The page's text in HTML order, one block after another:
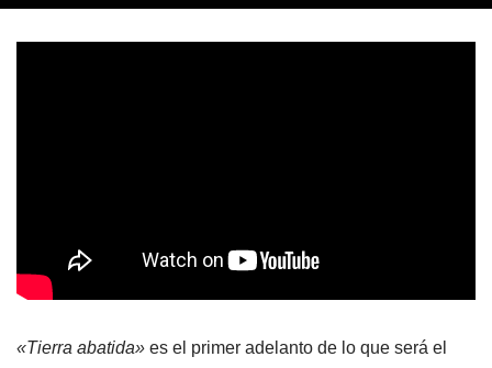
«Tierra abatida» es el primer adelanto de lo que será el